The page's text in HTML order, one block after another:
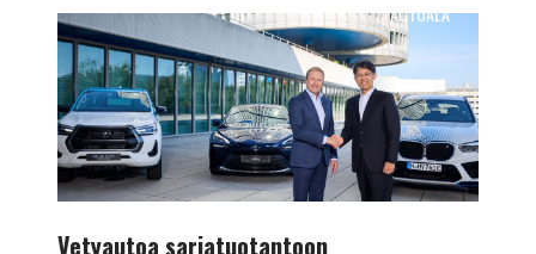
Vetyautoa
sarjatuotantoon
AUTOALA
Vetyautoa sarjatuotantoon